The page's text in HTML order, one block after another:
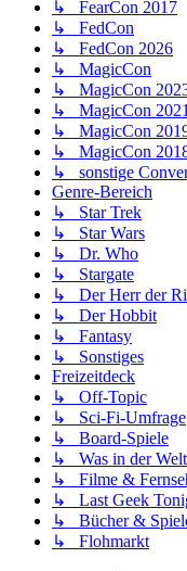
↳ FearCon 2017
↳ FedCon
↳ FedCon 2026
↳ MagicCon
↳ MagicCon
↳ MagicCon 2021
↳ MagicCon
↳ MagicCon
↳ sonstige
Genre-Bereich
↳ Star Trek
↳ Star Wars
↳ Dr. Who
↳ Stargate
↳ Der Herr der
↳ Der Hobbit
↳ Fantasy
↳ Sonstiges
Freizeitdeck
↳ Off-Topic
↳ Sci-Fi-Umfrage
↳ Board-Spiele
↳ Was in der Welt
↳ Filme &
↳ Last Geek
↳ Bücher &
↳ Flohmarkt